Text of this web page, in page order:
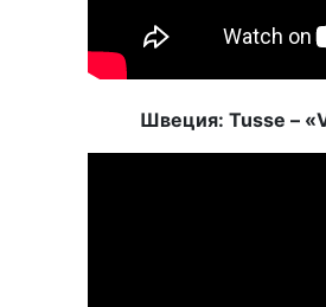
Швеция: Tusse –